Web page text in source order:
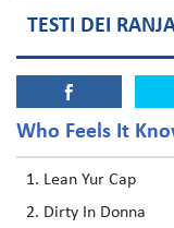
TESTI DEI
Who Feels It
Lean Yur Cap
Dirty In Donna